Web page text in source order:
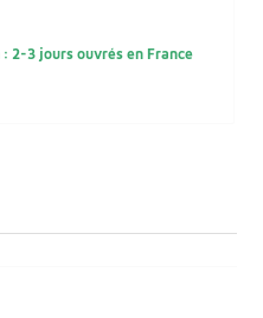
2-3 jours ouvrés en France